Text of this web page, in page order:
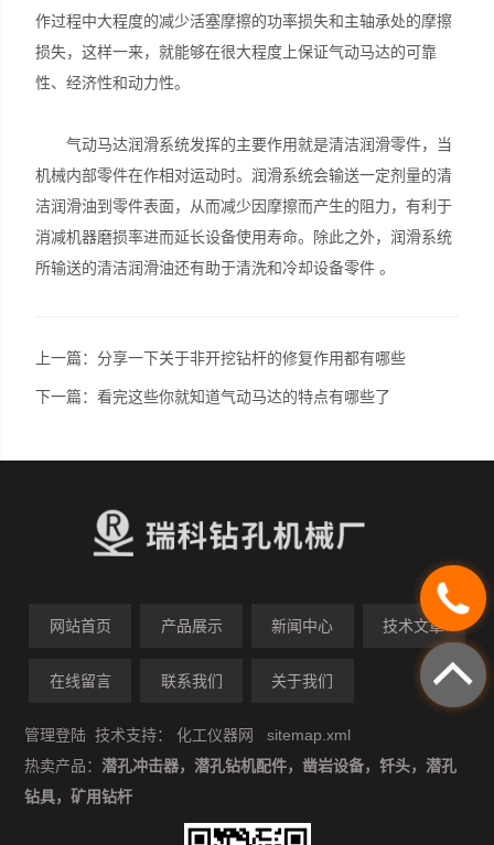
作过程中大程度的减少活塞摩擦的功率损失和主轴承处的摩擦
损失，这样一来，就能够在很大程度上保证气动马达的可靠
性、经济性和动力性。
气动马达润滑系统发挥的主要作用就是清洁润滑零件，当
机械内部零件在作相对运动时。润滑系统会输送一定剂量的清
洁润滑油到零件表面，从而减少因摩擦而产生的阻力，有利于
消减机器磨损率进而延长设备使用寿命。除此之外，润滑系统
所输送的清洁润滑油还有助于清洗和冷却设备零件 。
上一篇： 分享一下关于非开挖钻杆的修复作用都有哪些
下一篇：看完这些你就知道气动马达的特点有哪些了
网站首页 产品展示 新闻中心 技术文章
在线留言 联系我们 关于我们
管理登陆 技术支持：化工仪器网
sitemap.xml
热卖产品：潜孔冲击器，潜孔钻机配件，凿岩设备，钎头，潜孔
钻具，矿用钻杆